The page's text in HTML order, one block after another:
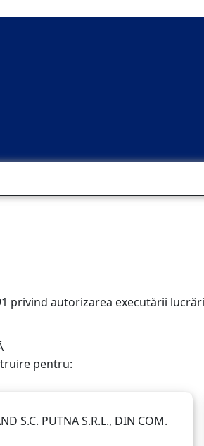
privind autorizarea executării
pentru:
S.C. PUTNA S.R.L., DIN COM.